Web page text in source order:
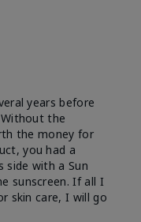
years before
the
the money for
you had a
side with a Sun
sunscreen. If all I
skin care, I will go